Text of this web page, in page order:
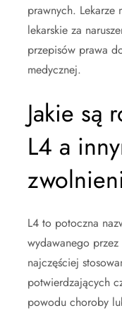
prawnych. Lekarze
lekarskie za
przepisów prawa
medycznej.
Jakie są
L4 a
L4 to potoczna
wydawanego
najczęściej
potwierdzających
powodu choroby